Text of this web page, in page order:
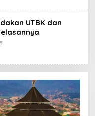
H
E
D
A
UTBK dan
H
R
K
S
I